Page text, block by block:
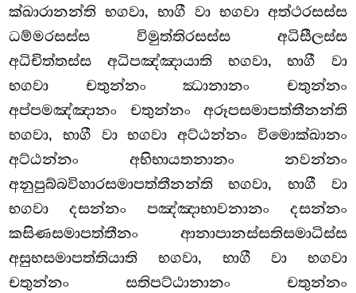
ක්ඛාරානන්ති භගවා, භාගී වා භගවා අත්ථරසස්ස
ධම්මරසස්ස විමුත්තිරසස්ස අධිසීලස්ස
අධිචිත්තස්ස අධිපඤ්ඤායාති භගවා, භාගී වා
භගවා චතුන්නං ඣානානං චතුන්නං
අප්පමඤ්ඤානං චතුන්නං අරූපසමාපත්තීනන්ති
භගවා, භාගී වා භගවා අට්ඨන්නං විමොක්ඛානං
අට්ඨන්නං අභිභායතනානං නවන්නං
අනුපුබ්බවිහාරසමාපත්තීනන්ති භගවා, භාගී වා
භගවා දසන්නං පඤ්ඤාභාවනානං දසන්නං
කසිණසමාපත්තීනං ආනාපානස්සතිසමාධිස්ස
අසුභසමාපත්තියාති භගවා, භාගී වා භගවා
චතුන්නං සතිපට්ඨානානං චතුන්නං